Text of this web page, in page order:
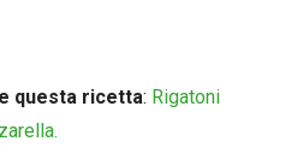
questa ricetta: Rigatoni